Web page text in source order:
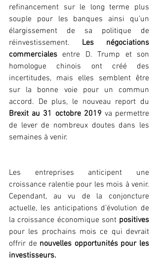
refinancement sur le long terme plus
souple pour les banques ainsi qu’un
élargissement de sa politique de
réinvestissement. Les négociations
commerciales entre D. Trump et son
homologue chinois ont créé des
incertitudes, mais elles semblent être
sur la bonne voie pour un commun
Brexit au 31 octobre 2019 va permettre
de lever de nombreux doutes dans les
semaines à venir.
Les entreprises anticipent une
croissance ralentie pour les mois à venir.
Cependant, au vu de la conjoncture
actuelle, les anticipations d’évolution de
la croissance économique sont
pour les prochains mois ce qui devrait
offrir de nouvelles opportunités pour les
investisseurs.